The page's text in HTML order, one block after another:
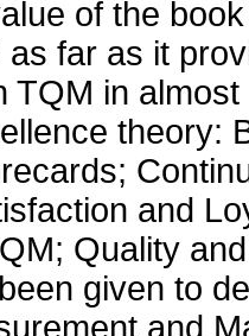
of the
far as it
TQM in
theory:
and
Quality
given to
and